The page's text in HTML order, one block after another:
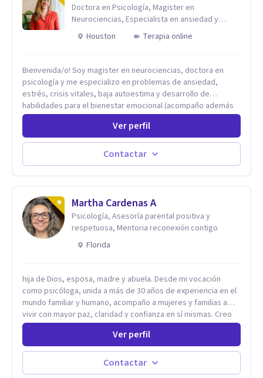
Doctora en Psicología, Magister en
Neurociencias, Especialista en ansiedad y
mindfulness
Houston Terapia online
Bienvenida/o! Soy magister en neurociencias, doctora en
psicología y me especializo en problemas de ansiedad,
estrés, crisis vitales, baja autoestima y desarrollo de
habilidades para el bienestar emocional (acompaño además
problemáticas como la desregulación emocional, tendencias
perfeccionistas, liderazgo, problemas de sueño, depresión,
entre otras).
Ver perfil
Contactar
Martha Cardenas A
Psicología, Asesoría parental positiva y
respetuosa, Mentoria reconexión contigo
Florida
hija de Dios, esposa, madre y abuela. Desde mi vocación
como psicóloga, unida a más de 30 años de experiencia en el
mundo familiar y humano, acompaño a mujeres y familias a
vivir con mayor paz, claridad y confianza en sí mismas. Creo
profundamente que la vida está hecha de etapas, y que cada
ciclo —personal, emocional, espiritual y familiar— trae
oportunidades de crecimiento. Por eso utilizo una
combinación de psicología positiva, enfoque humanista,
herramientas contemporáneas de bienestar mental y
Ver perfil
Contactar